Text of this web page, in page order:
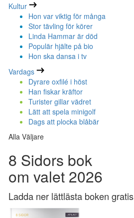
Kultur
Hon var viktig för många
Stor tävling för körer
Linda Hammar är död
Populär hjälte på bio
Hon ska dansa i tv
Vardags
Dyrare oxfilé i höst
Han fiskar kräftor
Turister gillar vädret
Lätt att spela minigolf
Dags att plocka blåbär
Alla Väljare
8 Sidors bok
om valet 2026
Ladda ner lättlästa boken gratis